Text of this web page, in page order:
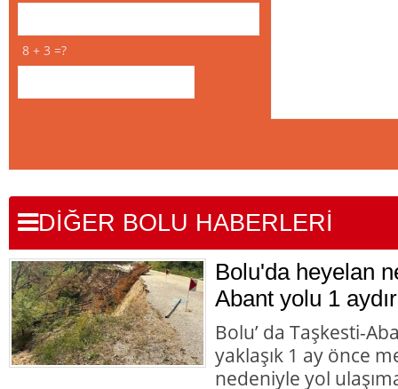
8 + 3 =?
DİĞER BOLU HABERLERİ
Bolu'da heyelan
Abant yolu 1
Bolu’ da Taşkesti-
yaklaşık 1 ay önce
nedeniyle yol